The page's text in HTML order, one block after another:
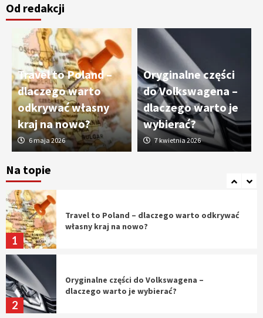
Od redakcji
Travel to Poland –
dlaczego warto
odkrywać własny
kraj na nowo?
6 maja 2026
Oryginalne części
do Volkswagena –
dlaczego warto je
wybierać?
7 kwietnia 2026
Na topie
3
nowoczesne technologie precyzyjnej
obróbki materiałów
4
Czy sztuczna inteligencja wyprze pracę
geodety w przyszłości?
5
Tworzenie aplikacji internetowych – jak
1
Travel to Poland – dlaczego warto odkrywać
własny kraj na nowo?
2
Oryginalne części do Volkswagena –
dlaczego warto je wybierać?